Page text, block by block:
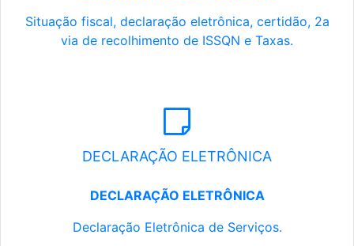
Situação fiscal, declaração eletrônica, certidão, 2a
via de recolhimento de ISSQN e Taxas.
DECLARAÇÃO ELETRÔNICA
DECLARAÇÃO ELETRÔNICA
Declaração Eletrônica de Serviços.